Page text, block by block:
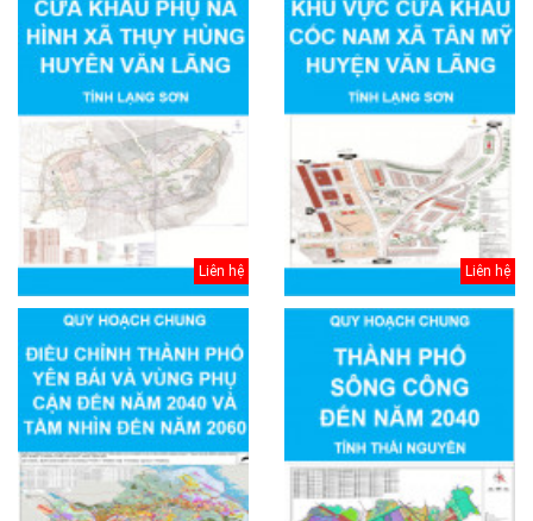
Liên hệ Liên hệ